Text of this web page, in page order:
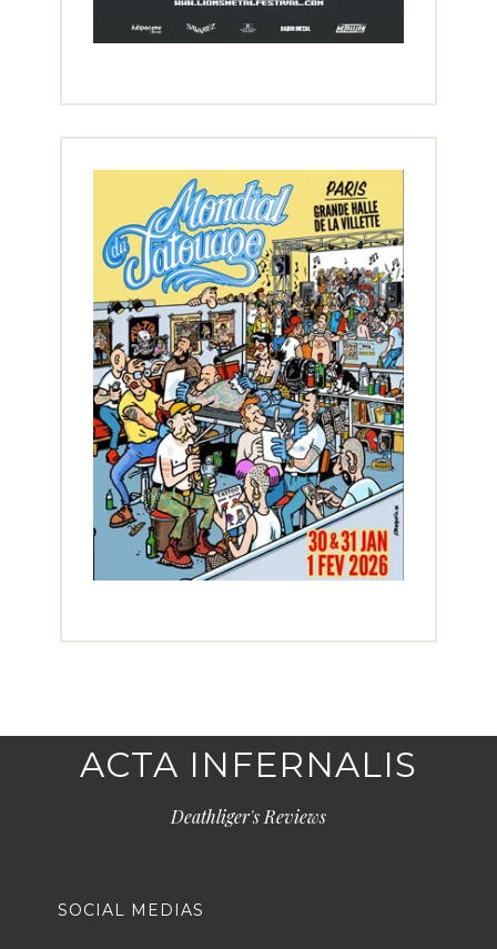
ACTA INFERNALIS
Deathliger's Reviews
SOCIAL MEDIAS